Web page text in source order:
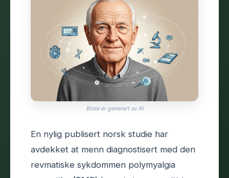
Bilde er generert av KI
En nylig publisert norsk studie har
avdekket at menn diagnostisert med den
revmatiske sykdommen polymyalgia